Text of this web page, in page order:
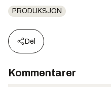
PRODUKSJON
Del
Kommentarer